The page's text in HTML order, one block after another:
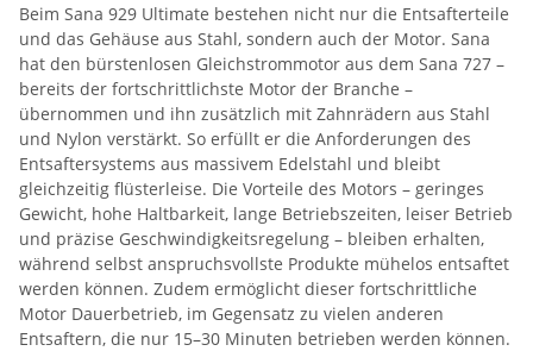
Beim Sana 929 Ultimate bestehen nicht nur die Entsafterteile
und das Gehäuse aus Stahl, sondern auch der Motor. Sana
hat den bürstenlosen Gleichstrommotor aus dem Sana 727 –
bereits der fortschrittlichste Motor der Branche –
übernommen und ihn zusätzlich mit Zahnrädern aus Stahl
und Nylon verstärkt. So erfüllt er die Anforderungen des
Entsaftersystems aus massivem Edelstahl und bleibt
gleichzeitig flüsterleise. Die Vorteile des Motors – geringes
Gewicht, hohe Haltbarkeit, lange Betriebszeiten, leiser Betrieb
und präzise Geschwindigkeitsregelung – bleiben erhalten,
während selbst anspruchsvollste Produkte mühelos entsaftet
werden können. Zudem ermöglicht dieser fortschrittliche
Motor Dauerbetrieb, im Gegensatz zu vielen anderen
Entsaftern, die nur 15–30 Minuten betrieben werden können.